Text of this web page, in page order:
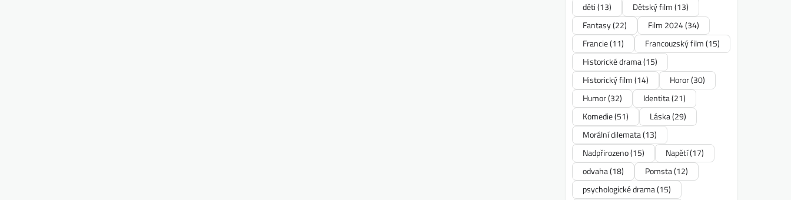
děti(13) Dětský film(13)
Fantasy(22) Film 2024(34)
Francie(11) Francouzský film(15)
Historické drama(15)
Historický film(14) Horor(30)
Humor(32) Identita(21)
Komedie(51) Láska(29)
Morální dilemata(13)
Nadpřirozeno(15) Napětí(17)
odvaha(18) Pomsta(12)
psychologické drama(15)